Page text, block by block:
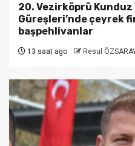
20. Vezirköprü Kunduz
Güreşleri’nde çeyrek
başpehlivanlar
13 saat ago Resul